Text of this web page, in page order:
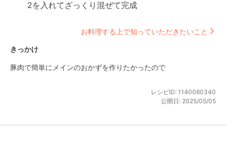
2を入れてざっくり混ぜて完成
お料理する上で知っていただきたいこと
きっかけ
豚肉で簡単にメインのおかずを作りたかったので
レシピID: 1140060340
公開日: 2025/05/05